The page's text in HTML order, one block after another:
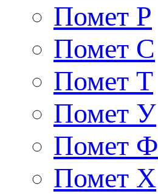
Помет Р
Помет С
Помет Т
Помет У
Помет Ф
Помет Х